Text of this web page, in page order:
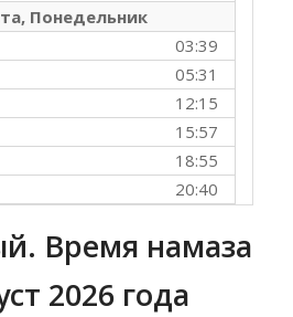
Понедельник
03:39
05:31
12:15
15:57
18:55
20:40
Время намаза
2026 года